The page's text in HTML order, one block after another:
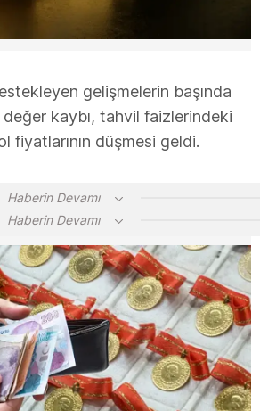
gelişmelerin başında
kaybı, tahvil faizlerindeki
fiyatlarının düşmesi geldi.
Haberin Devamı
Haberin Devamı